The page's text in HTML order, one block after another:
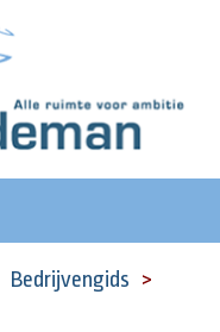
Bedrijvengids